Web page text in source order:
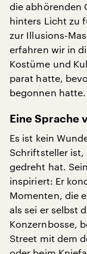
die abhörenden
hinters Licht zu
zur Illusions-
erfahren wir in
Kostüme und
parat hatte,
begonnen hatte.
Eine Sprache
Es ist kein
Schriftsteller ist,
gedreht hat.
inspiriert: Er
Momenten, die
als sei er selbst
Konzernbosse,
Street mit dem